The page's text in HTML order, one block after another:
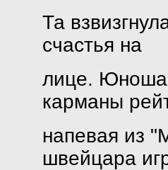
Та
счастья на
лице. Юноша
карманы
напевая из
швейцара